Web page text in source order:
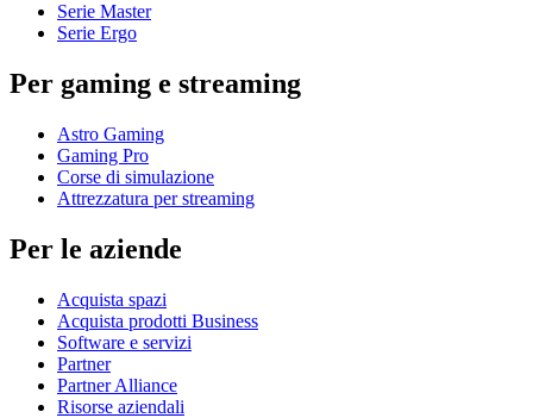
Serie Master
Serie Ergo
Per gaming e streaming
Astro Gaming
Gaming Pro
Corse di simulazione
Attrezzatura per streaming
Per le aziende
Acquista spazi
Acquista prodotti Business
Software e servizi
Partner
Partner Alliance
Risorse aziendali